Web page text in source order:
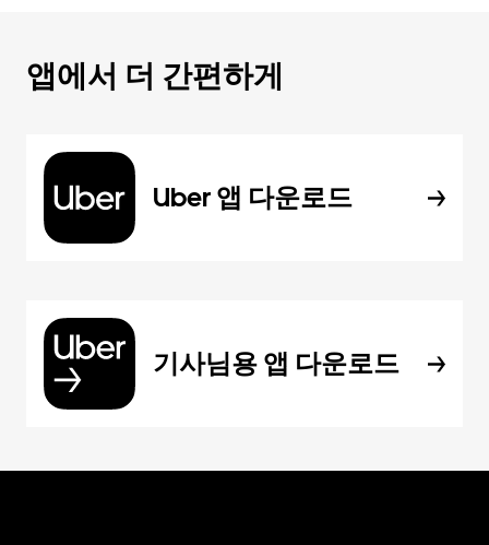
앱에서 더 간편하게
Uber 앱 다운로드
기사님용 앱 다운로드